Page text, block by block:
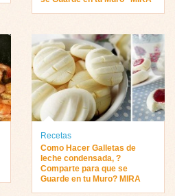
Recetas
Como Hacer Galletas de
leche condensada, ?
Comparte para que se
Guarde en tu Muro? MIRA